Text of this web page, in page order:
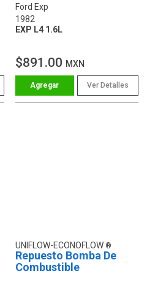
Ford Exp
1982
EXP L4 1.6L
$891.00 MXN
Ver Detalles
UNIFLOW-ECONOFLOW
Repuesto Bomba De
Combustible